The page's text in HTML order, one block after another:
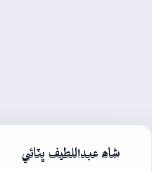
شاھ عبداللطيف ڀٽائي